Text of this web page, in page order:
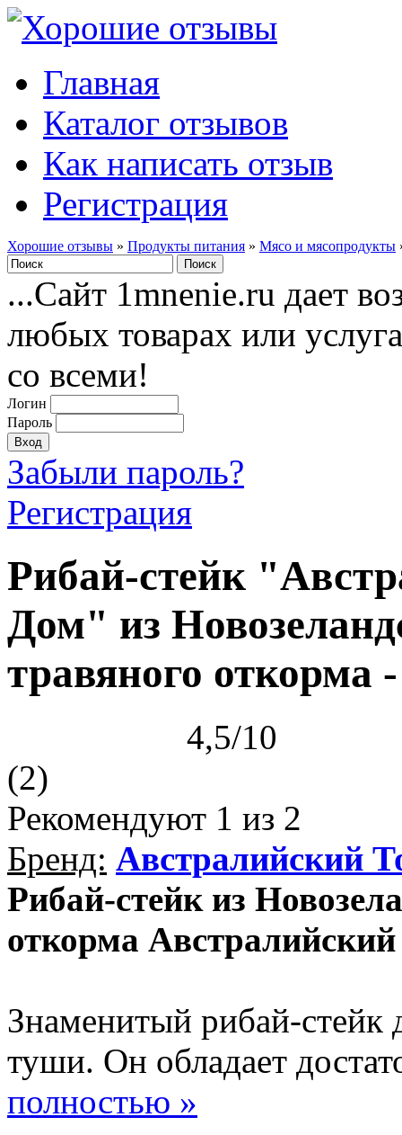
Главная
Каталог отзывов
Как написать отзыв
Регистрация
Хорошие отзывы » Продукты питания » Мясо и мясопродукты
...Сайт 1mnenie.ru дает
любых товарах или
со всеми!
Логин
Пароль
Забыли пароль?
Регистрация
Рибай-стейк
Дом" из
травяного откорма
4,5/10
(2)
Рекомендуют 1 из 2
Бренд: Австралийский
Рибай-стейк из
откорма
Знаменитый рибай-стейк
туши. Он обладает
полностью »